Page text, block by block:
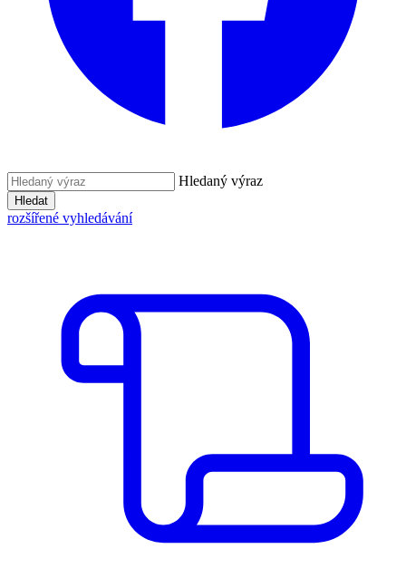
Hledaný výraz
Hledat
rozšířené vyhledávání